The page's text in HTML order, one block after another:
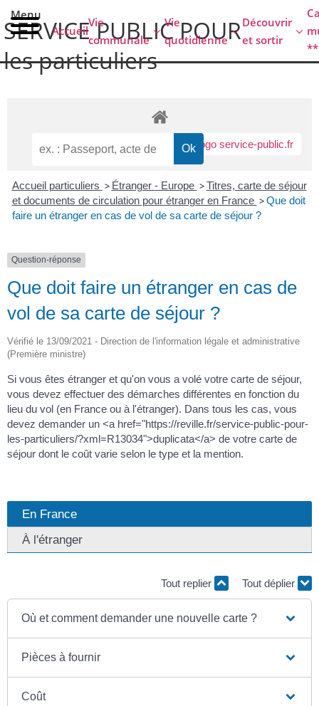
principal
Menu
Accueil
Vie
communale
Vie
quotidienne
Découvrir
et sortir
SERVICE PUBLIC POUR​
les particuliers
Accueil particuliers > Étranger - Europe > Titres, carte de séjour
et documents de circulation pour étranger en France > Que doit
faire un étranger en cas de vol de sa carte de séjour ?
Question-réponse
Que doit faire un étranger en cas de
vol de sa carte de séjour ?
Vérifié le 13/09/2021 - Direction de l'information légale et administrative
(Première ministre)
Si vous êtes étranger et qu'on vous a volé votre carte de séjour,
vous devez effectuer des démarches différentes en fonction du
lieu du vol (en France ou à l'étranger). Dans tous les cas, vous
devez demander un <a href="https://reville.fr/service-public-pour-
les-particuliers/?xml=R13034">duplicata</a> de votre carte de
séjour dont le coût varie selon le type et la mention.
En France
À l'étranger
Tout replier Tout déplier
Où et comment demander une nouvelle carte ?
Pièces à fournir
Coût